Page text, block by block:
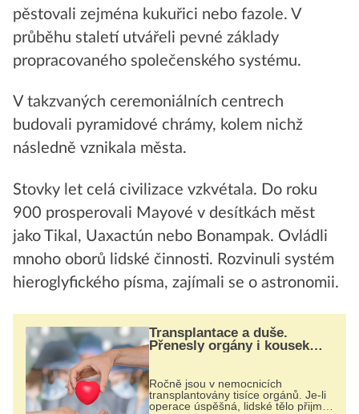
pěstovali zejména kukuřici nebo fazole. V
průběhu staletí utvářeli pevné základy
propracovaného společenského systému.
V takzvaných ceremoniálních centrech
budovali pyramidové chrámy, kolem nichž
následně vznikala města.
Stovky let celá civilizace vzkvétala. Do roku
900 prosperovali Mayové v desítkách měst
jako Tikal, Uaxactún nebo Bonampak. Ovládli
mnoho oborů lidské činnosti. Rozvinuli systém
hieroglyfického písma, zajímali se o astronomii.
Transplantace a duše.
Přenesly orgány i kousek
Ročně jsou v nemocnicích
transplantovány tisíce orgánů. Je-li
operace úspěšná, lidské tělo přijme